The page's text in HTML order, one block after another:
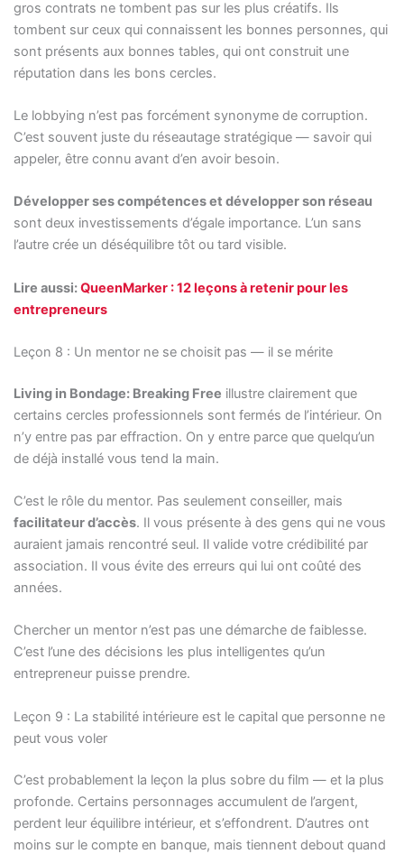
gros contrats ne tombent pas sur les plus créatifs. Ils
tombent sur ceux qui connaissent les bonnes personnes, qui
sont présents aux bonnes tables, qui ont construit une
réputation dans les bons cercles.
Le lobbying n’est pas forcément synonyme de corruption.
C’est souvent juste du réseautage stratégique — savoir qui
appeler, être connu avant d’en avoir besoin.
Développer ses compétences et développer son réseau
sont deux investissements d’égale importance. L’un sans
l’autre crée un déséquilibre tôt ou tard visible.
Lire aussi:QueenMarker : 12 leçons à retenir pour les
entrepreneurs
Leçon 8 : Un mentor ne se choisit pas — il se mérite
Living in Bondage: Breaking Free illustre clairement que
certains cercles professionnels sont fermés de l’intérieur. On
n’y entre pas par effraction. On y entre parce que quelqu’un
de déjà installé vous tend la main.
C’est le rôle du mentor. Pas seulement conseiller, mais
facilitateur d’accès. Il vous présente à des gens qui ne vous
auraient jamais rencontré seul. Il valide votre crédibilité par
association. Il vous évite des erreurs qui lui ont coûté des
années.
Chercher un mentor n’est pas une démarche de faiblesse.
C’est l’une des décisions les plus intelligentes qu’un
entrepreneur puisse prendre.
Leçon 9 : La stabilité intérieure est le capital que personne ne
peut vous voler
C’est probablement la leçon la plus sobre du film — et la plus
profonde. Certains personnages accumulent de l’argent,
perdent leur équilibre intérieur, et s’effondrent. D’autres ont
moins sur le compte en banque, mais tiennent debout quand